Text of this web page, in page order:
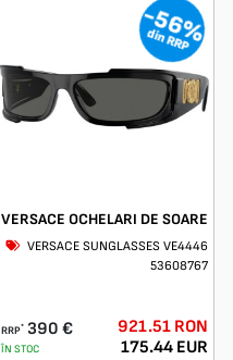
-56%
din RRP
VERSACE OCHELARI DE SOARE
VERSACE SUNGLASSES VE4446
53608767
RRP* 390 €
ÎN STOC
921.51 RON
175.44 EUR